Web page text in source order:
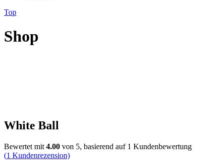
Top
Shop
White Ball
Bewertet mit 4.00 von 5, basierend auf 1 Kundenbewertung
(1 Kundenrezension)